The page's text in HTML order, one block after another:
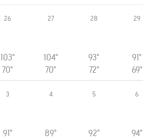
26
103°
70°
27
104°
70°
28
93°
72°
29
91°
69°
3
91°
4
89°
5
92°
6
94°